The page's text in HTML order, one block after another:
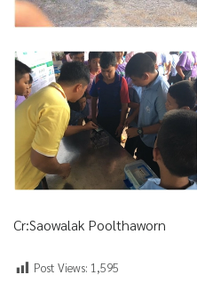
Cr:Saowalak Poolthaworn
Post Views: 1,595